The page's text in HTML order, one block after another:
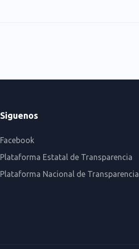
Siguenos
Facebook
Plataforma Estatal de Transparencia
Plataforma Nacional de Transparencia